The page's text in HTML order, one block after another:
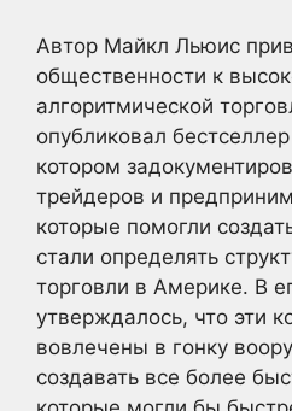
Автор Майкл Льюис
общественности к
алгоритмической
опубликовал бестселлер
котором
трейдеров и
которые помогли
стали определять
торговли в Америке. В
утверждалось, что эти
вовлечены в гонку
создавать все более